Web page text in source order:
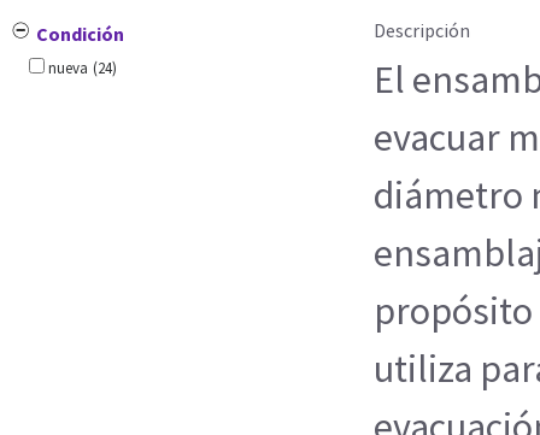
Condición
nueva (24)
Descripción
El
evacuar
diámetro
propósito
utiliza